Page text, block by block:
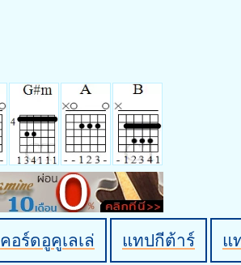
คอร์ดอูคูเลเล่ แทปกีต้าร์ แ